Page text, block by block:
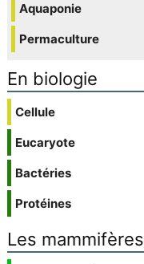
Aquaponie
Permaculture
En biologie
Cellule
Eucaryote
Bactéries
Protéines
Les mammifères